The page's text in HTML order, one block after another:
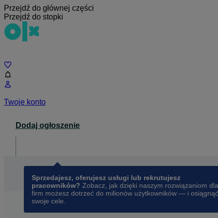
Przejdź do głównej części
Przejdź do stopki
Twoje konto
Dodaj ogłoszenie
Sprzedajesz, oferujesz usługi lub rekrutujesz
pracowników? Zobacz, jak dzięki naszym rozwiązaniom dla
firm możesz dotrzeć do milionów użytkowników — i osiągnąć
swoje cele.